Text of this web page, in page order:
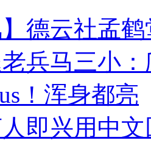
】德云社孟
兵马三小
！浑身都亮
即兴用中